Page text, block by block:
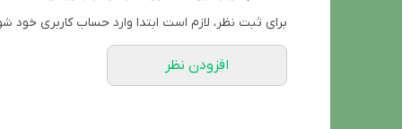
برای ثبت نظر، لازم است ابتدا وارد حساب کاربری خود
افزودن نظر